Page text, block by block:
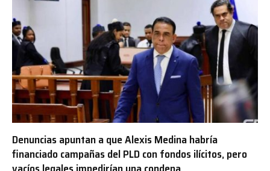
Denuncias apuntan a que Alexis Medina habría
financiado campañas del PLD con fondos ilícitos, pero